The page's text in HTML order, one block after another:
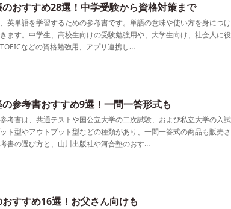
おすすめ28選！中学受験から資格対策まで
英単語を学習するための参考書です。単語の意味や使い方を身につ
ます。中学生、高校生向けの受験勉強用や、大学生向け、社会人に
などの資格勉強用、アプリ連携し…
参考書おすすめ9選！一問一答形式も
考書は、共通テストや国公立大学の二次試験、および私立大学の入
ト型やアウトプット型などの種類があり、一問一答式の商品も販売
書の選び方と、山川出版社や河合塾のおす…
すすめ16選！お父さん向けも